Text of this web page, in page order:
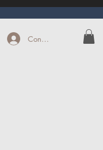
Conectează-te